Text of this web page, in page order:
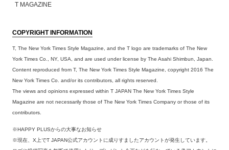
T MAGAZINE
COPYRIGHT INFORMATION
T, The New York Times Style Magazine, and the T logo are trademarks of The New
York Times Co., NY, USA, and are used under license by The Asahi Shimbun, Japan.
Content reproduced from T, The New York Times Style Magazine, copyright 2016 The
New York Times Co. and/or its contributors, all rights reserved.
The views and opinions expressed within T JAPAN The New York Times Style
Magazine are not necessarily those of The New York Times Company or those of its
contributors.
※HAPPY PLUSからの大事なお知らせ
※現在、X上でT JAPAN公式アカウントに成りすましたアカウントが発生しています。